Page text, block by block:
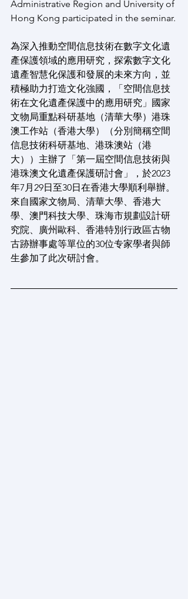
Administrative Region and University of
Hong Kong participated in the seminar.
為深入推動空間信息技術在數字文化遺
產保護領域的應用研究，探索數字文化
遺產智慧化保護和發展的未來方向，並
積極助力打造文化強國，「空間信息技
術在文化遺產保護中的應用研究」國家
文物局重點科研基地（清華大學）港珠
澳工作站（香港大學）（分別簡稱空間
信息技術科研基地、港珠澳站（港
大））主辦了「第一屆空間信息技術與
港珠澳文化遺產保護研討會」，於2023
年7月29日至30日在香港大學順利舉辦。
來自國家文物局、清華大學、香港大
學、澳門科技大學、珠海市規劃設計研
究院、廣州歐科、香港特別行政區古物
古跡辦事處等單位的30位专家學者與師
生參加了此次研討會。